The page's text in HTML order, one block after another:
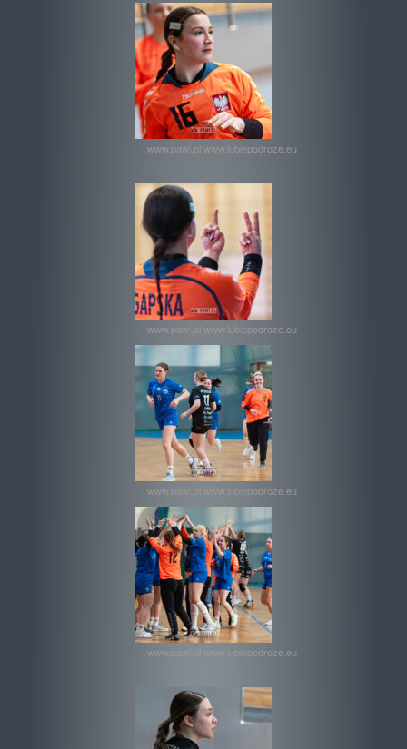
www.pawi.pl www.lubiepodroze.eu
www.pawi.pl www.lubiepodroze.eu
www.pawi.pl www.lubiepodroze.eu
www.pawi.pl www.lubiepodroze.eu